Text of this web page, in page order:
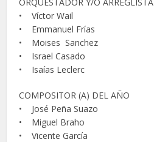
• Víctor Wail
• Emmanuel Frías
• Moises Sanchez
• Israel Casado
• Isaías Leclerc
COMPOSITOR (A) DEL AÑO
• José Peña Suazo
• Miguel Braho
• Vicente García